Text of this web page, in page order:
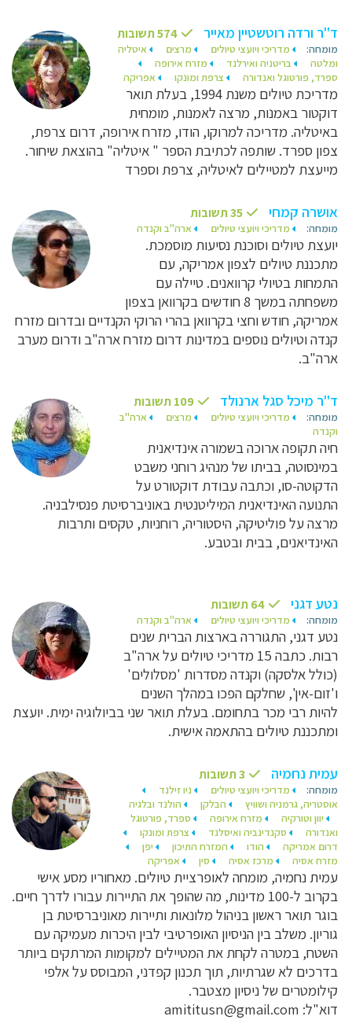
ד"ר ורדה רוטשטיין מאייר 574 תשובות
מומחה: מדריכי ויועצי טיולים מרצים
איטליה
ומלטה
בריטניה ואירלנד
מזרח אירופה
ספרד, פורטוגל ואנדורה
צרפת ומונקו אפריקה
מדריכת טיולים משנת 1994, בעלת תואר
דוקטור באמנות, מרצה לאמנות, מומחית
באיטליה. מדריכה למרוקו, הודו, מזרח אירופה, דרום צרפת,
צפון ספרד. שותפה לכתיבת הספר " איטליה" בהוצאת שיחור.
מייעצת למטיילים לאיטליה, צרפת וספרד
אושרה קמחי 35 תשובות
מומחה: מדריכי ויועצי טיולים ארה"ב וקנדה
יועצת טיולים וסוכנת נסיעות מוסמכת.
מתכננת טיולים לצפון אמריקה, עם
התמחות בטיולי קרוואנים. טיילה עם
משפחתה במשך 8 חודשים בקרוואן בצפון
אמריקה, חודש וחצי בקרוואן בהרי הרוקי הקנדיים ובדרום מזרח
קנדה וטיולים נוספים במדינות דרום מזרח ארה"ב ודרום מערב
ארה"ב.
ד"ר מיכל סגל ארנולד 109 תשובות
מומחה: מדריכי ויועצי טיולים מרצים
ארה"ב
וקנדה
חיה תקופה ארוכה בשמורה אינדיאנית
במינסוטה, בביתו של מנהיג רוחני משבט
הדקוטה-סו, וכתבה עבודת דוקטורט על
התנועה האינדיאנית המיליטנטית באוניברסיטת פנסילבניה.
מרצה על פוליטיקה, היסטוריה, רוחניות, טקסים ותרבות
האינדיאנים, בבית ובטבע.
נטע דגני 64 תשובות
מומחה: מדריכי ויועצי טיולים ארה"ב וקנדה
נטע דגני, התגוררה בארצות הברית שנים
רבות. כתבה 15 מדריכי טיולים על ארה"ב
(כולל אלסקה) וקנדה מסדרות 'מסלולים'
ו'זום-אין', שחלקם הפכו במהלך השנים
להיות רבי מכר בתחומם. בעלת תואר שני בביולוגיה ימית. יועצת
ומתכננת טיולים בהתאמה אישית.
עמית נחמיה 3 תשובות
מומחה: מדריכי ויועצי טיולים
ניו זילנד
אוסטריה, גרמניה ושוויץ
הבלקן
הולנד ובלגיה
יוון וטורקיה
מזרח אירופה
ספרד, פורטוגל
ואנדורה
סקנדינביה ואיסלנד
צרפת ומונקו
דרום אמריקה
הודו המזרח התיכון
יפן
מזרח אסיה
מרכז אסיה סין אפריקה
עמית נחמיה, מומחה לאופרציית טיולים. מאחוריו מסע אישי
בקרוב ל-100 מדינות, מה שהופך את התיירות עבורו לדרך חיים.
בוגר תואר ראשון בניהול מלונאות ותיירות מאוניברסיטת בן
גוריון. משלב בין הניסיון האופרטיבי לבין היכרות מעמיקה עם
השטח, במטרה לקחת את המטיילים למקומות המרתקים ביותר
בדרכים לא שגרתיות, תוך תכנון קפדני, המבוסס על אלפי
קילומטרים של ניסיון מצטבר.
דוא"ל: amititusn@gmail.com